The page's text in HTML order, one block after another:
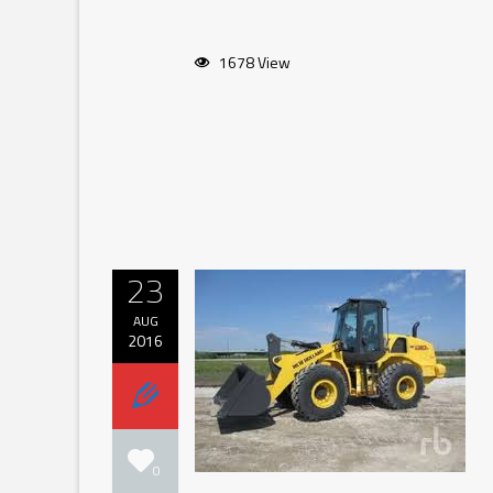
1678 View
23
AUG
2016
0